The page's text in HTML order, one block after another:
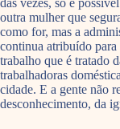
outra mulher que
como for, mas a
continua atribuído
trabalho que é tratado
trabalhadoras
cidade. E a gente não
desconhecimento, da